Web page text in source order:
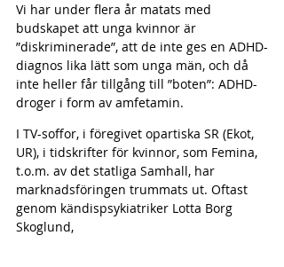
Vi har under flera år matats med
budskapet att unga kvinnor är
”diskriminerade”, att de inte ges en ADHD-
diagnos lika lätt som unga män, och då
inte heller får tillgång till ”boten”: ADHD-
droger i form av amfetamin.
I TV-soffor, i föregivet opartiska SR (Ekot,
UR), i tidskrifter för kvinnor, som Femina,
t.o.m. av det statliga Samhall, har
marknadsföringen trummats ut. Oftast
genom kändispsykiatriker Lotta Borg
Skoglund,